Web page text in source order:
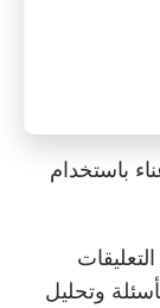
باستخدام
وتحليل